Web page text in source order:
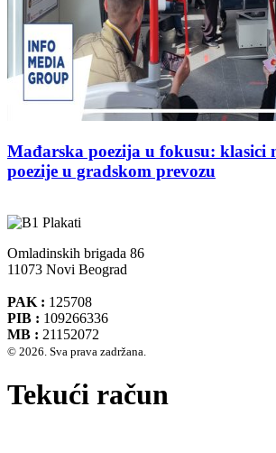
Mađarska poezija u fokusu: klasici
poezije u gradskom prevozu
Omladinskih brigada 86
11073 Novi Beograd
PAK : 125708
PIB : 109266336
MB : 21152072
© 2026. Sva prava zadržana.
Tekući račun